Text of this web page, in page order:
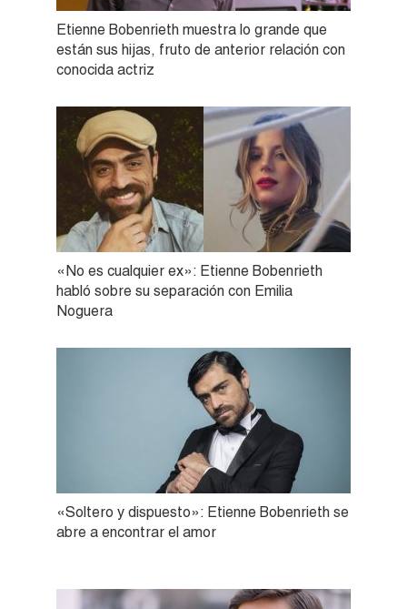
Etienne Bobenrieth muestra lo grande que
están sus hijas, fruto de anterior relación con
conocida actriz
«No es cualquier ex»: Etienne Bobenrieth
habló sobre su separación con Emilia
Noguera
«Soltero y dispuesto»: Etienne Bobenrieth se
abre a encontrar el amor